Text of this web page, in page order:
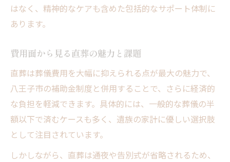
はなく、精神的なケアも含めた包括的なサポート体制に
あります。
費用面から見る直葬の魅力と課題
直葬は葬儀費用を大幅に抑えられる点が最大の魅力で、
八王子市の補助金制度と併用することで、さらに経済的
な負担を軽減できます。具体的には、一般的な葬儀の半
額以下で済むケースも多く、遺族の家計に優しい選択肢
として注目されています。
しかしながら、直葬は通夜や告別式が省略されるため、